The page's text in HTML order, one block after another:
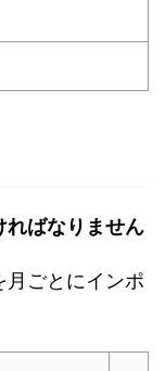
ればなりません
月ごとにインポ